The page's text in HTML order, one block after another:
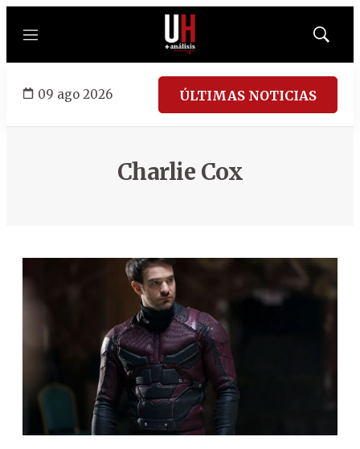
Menú
Mostrar
09 ago 2026 ÚLTIMAS NOTICIAS
Charlie Cox